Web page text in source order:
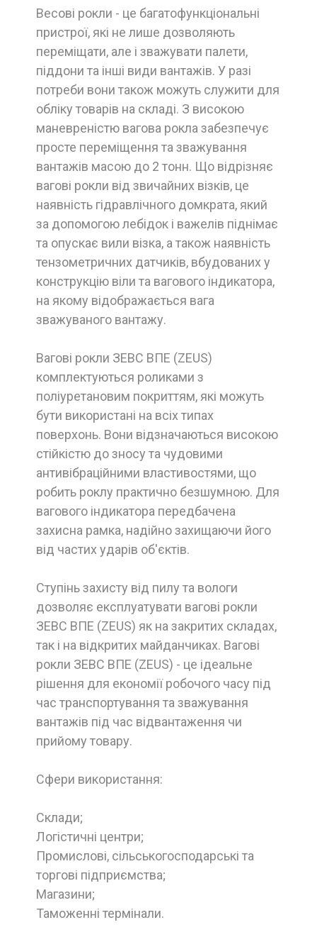
Весові рокли - це багатофункціональні
пристрої, які не лише дозволяють
переміщати, але і зважувати палети,
піддони та інші види вантажів. У разі
потреби вони також можуть служити для
обліку товарів на складі. З високою
маневреністю вагова рокла забезпечує
просте переміщення та зважування
вантажів масою до 2 тонн. Що відрізняє
вагові рокли від звичайних візків, це
наявність гідравлічного домкрата, який
за допомогою лебідок і важелів піднімає
та опускає вили візка, а також наявність
тензометричних датчиків, вбудованих у
конструкцію віли та вагового індикатора,
на якому відображається вага
зважуваного вантажу.
Вагові рокли ЗЕВС ВПЕ (ZEUS)
комплектуються роликами з
поліуретановим покриттям, які можуть
бути використані на всіх типах
поверхонь. Вони відзначаються високою
стійкістю до зносу та чудовими
антивібраційними властивостями, що
робить роклу практично безшумною. Для
вагового індикатора передбачена
захисна рамка, надійно захищаючи його
від частих ударів об'єктів.
Ступінь захисту від пилу та вологи
дозволяє експлуатувати вагові рокли
ЗЕВС ВПЕ (ZEUS) як на закритих складах,
так і на відкритих майданчиках. Вагові
рокли ЗЕВС ВПЕ (ZEUS) - це ідеальне
рішення для економії робочого часу під
час транспортування та зважування
вантажів під час відвантаження чи
прийому товару.
Сфери використання:
Склади;
Логістичні центри;
Промислові, сільськогосподарські та
торгові підприємства;
Магазини;
Таможенні термінали.